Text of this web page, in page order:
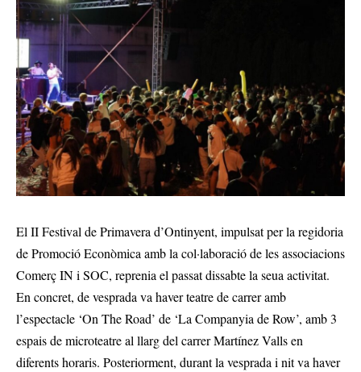
El II Festival de Primavera d’Ontinyent, impulsat per la regidoria
de Promoció Econòmica amb la col·laboració de les associacions
Comerç IN i SOC, reprenia el passat dissabte la seua activitat.
En concret, de vesprada va haver teatre de carrer amb
l’espectacle ‘On The Road’ de ‘La Companyia de Row’, amb 3
espais de microteatre al llarg del carrer Martínez Valls en
diferents horaris. Posteriorment, durant la vesprada i nit va haver